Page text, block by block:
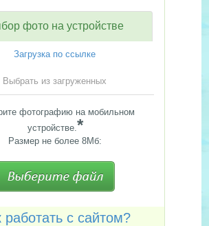
фото на устройстве
Загрузка по ссылке
Выбрать из загруженных
фотографию на мобильном
устройстве.*
Размер не более 8Мб:
работать с сайтом?